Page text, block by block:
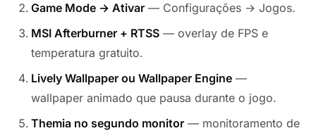
Game Mode → Ativar — Configurações → Jogos.
MSI Afterburner + RTSS — overlay de FPS e
temperatura gratuito.
Lively Wallpaper ou Wallpaper Engine —
wallpaper animado que pausa durante o jogo.
Themia no segundo monitor — monitoramento de